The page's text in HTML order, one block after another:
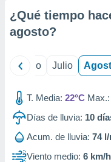
¿Qué tiempo
agosto?
Junio Julio
T. Media: 22°C Max.:
Días de lluvia: 10
Acum. de lluvia: 74 l/
Viento medio: 6 km/h